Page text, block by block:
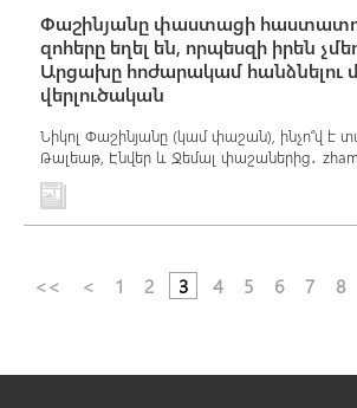
Փաշինյանը փաստացի
զոհերը եղել են, որպեսզի իրեն
Արցախը հոժարակամ հանձնելու
վերլուծական
Նիկոլ Փաշինյանը (կամ փաշան), ինչո՞վ է
Թալեաթ, Էնվեր և Ջեմալ փաշաներից․
<< < 1 2 3 4 5 6 7 8